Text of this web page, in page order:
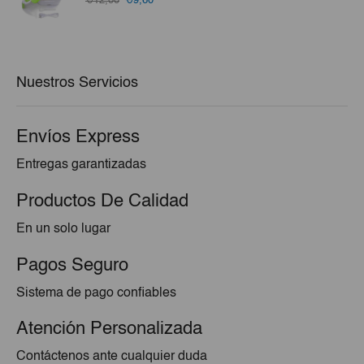
Nuestros Servicios
Envíos Express
Entregas garantizadas
Productos De Calidad
En un solo lugar
Pagos Seguro
Sistema de pago confiables
Atención Personalizada
Contáctenos ante cualquier duda